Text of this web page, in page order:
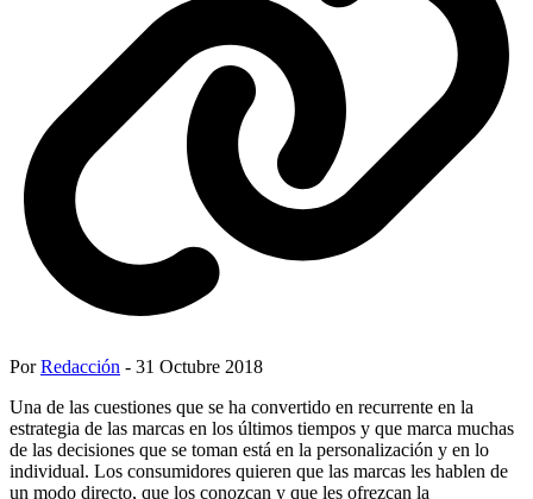
PorRedacción - 31 Octubre 2018
Una de las cuestiones que se ha convertido en recurrente en la
estrategia de las marcas en los últimos tiempos y que marca muchas
de las decisiones que se toman está en la personalización y en lo
individual. Los consumidores quieren que las marcas les hablen de
un modo directo, que los conozcan y que les ofrezcan la